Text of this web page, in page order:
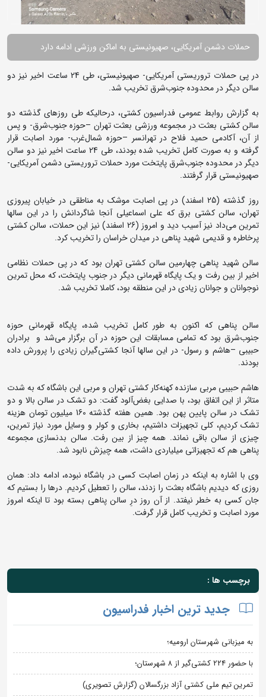
حملات دشمن آمریکایی، صهیونیستی به اماکن ورزشی ادامه دارد
در پی حملات تروریستی آمریکایی- صهیونیستی، طی 24 ساعت اخیر نیز دو
سالن دیگر در محدوده جنوب‌شرق تخریب شد.
به گزارش روابط عمومی فدراسیون کشتی، درحالیکه طی روزهای گذشته دو
سالن کشتی بعثت در مجموعه ورزشی بعثت تهران –حوزه جنوب‌شرق- و پس
از آن، آکادمی حمید فلاح در تهرانسر –حوزه شمال‌غرب- مورد اصابت قرار
گرفته و به صورت کامل تخریب شده بودند، طی 24 ساعت اخیر نیز دو سالن
دیگر در محدوده جنوب‌شرق پایتخت مورد حملات تروریستی دشمن آمریکایی-
صهیونیستی قرار گرفتند.
روز گذشته (25 اسفند) در پی اصابت موشک به مناطقی در خیابان پیروزی
تهران، سالن کشتی برق که علی اسماعیلی آنجا شاگردانش را در این سالها
تمرین می‌داد نیز آسیب دید و امروز (26 اسفند) نیز این حملات، سالن کشتی
پرخاطره و قدیمی شهید پناهی در میدان خراسان را تخریب کرد.
سالن شهید پناهی چهارمین سالن کشتی تهران بود که در پی حملات نظامی
اخیر از بین رفت و یک پایگاه قهرمانی دیگر در جنوب پایتخت، که محل تمرین
نوجوانان و جوانان زیادی در این منطقه بود، کاملا تخریب شد.
سالن پناهی که اکنون به طور کامل تخریب شده، پایگاه قهرمانی حوزه
جنوب‌شرق بود که تمامی مسابقات این حوزه در آن برگزار می‌شد و برادران
حبیبی –هاشم و رسول- در این سالها آنجا کشتی‌گیران زیادی را پرورش داده
بودند.
هاشم حبیبی مربی سازنده کهنه‌کار کشتی تهران و مربی این باشگاه که به شدت
متاثر از این اتفاق بود، با صدایی بغض‌آلود گفت: دو تشک در سالن بالا و دو
تشک در سالن پایین پهن بود. همین هفته گذشته 160 میلیون تومان هزینه
تشک کردیم، کلی تجهیزات داشتیم، بخاری و کولر و وسایل مورد نیاز تمرین،
چیزی از سالن باقی نماند. همه چیز از بین رفت. سالن بدنسازی مجموعه
پناهی هم که تجهیزاتی میلیاردی داشت، همه چیزش نابود شد.
وی با اشاره به اینکه در زمان اصابت کسی در باشگاه نبوده، ادامه داد: همان
روزی که دیدیم باشگاه بعثت را زدند، سالن را تعطیل کردیم. درها را بستیم که
جان کسی به خطر نیفتد. از آن روز درِ سالن پناهی بسته بود تا اینکه امروز
مورد اصابت و تخریب کامل قرار گرفت.
برچسب ها :
جدید ترین اخبار فدراسیون
به میزبانی شهرستان ارومیه؛
با حضور ۲۲۴ کشتی‌گیر از ۸ شهرستان؛
تمرین تیم ملی کشتی آزاد بزرگسالان (گزارش تصویری)